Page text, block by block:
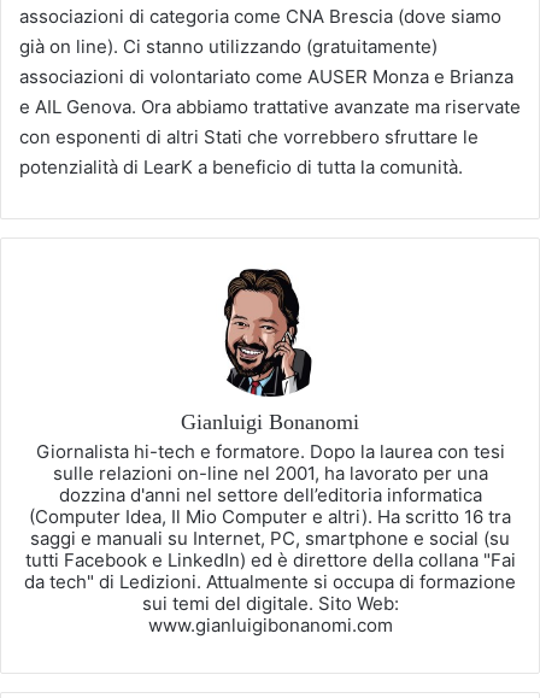
associazioni di categoria come CNA Brescia (dove siamo
già on line). Ci stanno utilizzando (gratuitamente)
associazioni di volontariato come AUSER Monza e Brianza
e AIL Genova. Ora abbiamo trattative avanzate ma riservate
con esponenti di altri Stati che vorrebbero sfruttare le
potenzialità di LearK a beneficio di tutta la comunità.
Gianluigi Bonanomi
Giornalista hi-tech e formatore. Dopo la laurea con tesi
sulle relazioni on-line nel 2001, ha lavorato per una
dozzina d'anni nel settore dell’editoria informatica
(Computer Idea, Il Mio Computer e altri). Ha scritto 16 tra
saggi e manuali su Internet, PC, smartphone e social (su
tutti Facebook e LinkedIn) ed è direttore della collana "Fai
da tech" di Ledizioni. Attualmente si occupa di formazione
sui temi del digitale. Sito Web:
www.gianluigibonanomi.com